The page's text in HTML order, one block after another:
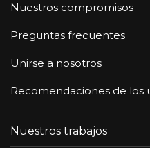
Nuestros compromisos
Preguntas frecuentes
Unirse a nosotros
Recomendaciones de los
Nuestros trabajos